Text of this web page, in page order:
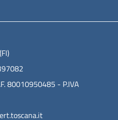
80010950485 - P.IVA